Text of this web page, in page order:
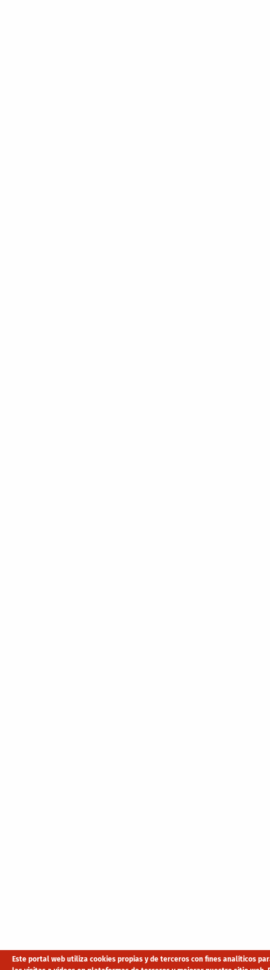
Este portal web utiliza cookies propias y de terceros con fines analíticos